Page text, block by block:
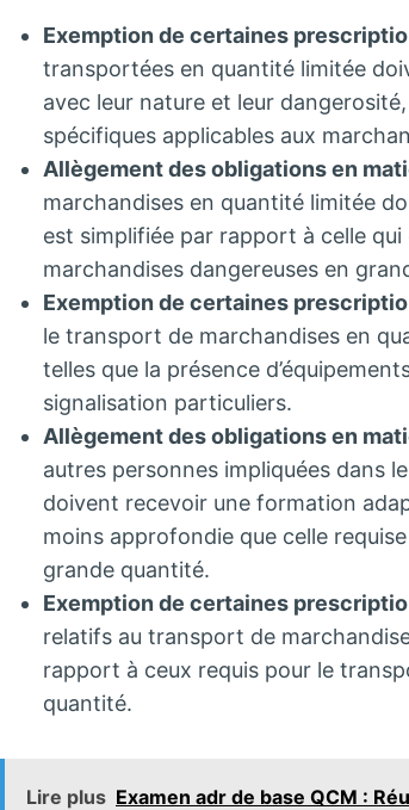
Exemption de certaines
transportées en quantité limitée
avec leur nature et leur
spécifiques applicables aux
Allègement des obligations en
marchandises en quantité limitée
est simplifiée par rapport à celle
marchandises dangereuses en
Exemption de certaines
le transport de marchandises en
telles que la présence
signalisation particuliers.
Allègement des obligations en
autres personnes impliquées dans
doivent recevoir une formation
moins approfondie que celle
grande quantité.
Exemption de certaines
relatifs au transport de
rapport à ceux requis pour le
quantité.
Lire plus Examen adr de base QCM :